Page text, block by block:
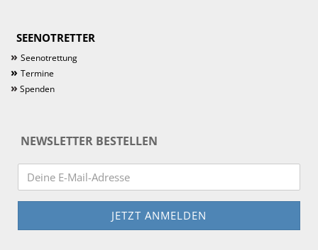
SEENOTRETTER
» Seenotrettung
» Termine
» Spenden
NEWSLETTER BESTELLEN